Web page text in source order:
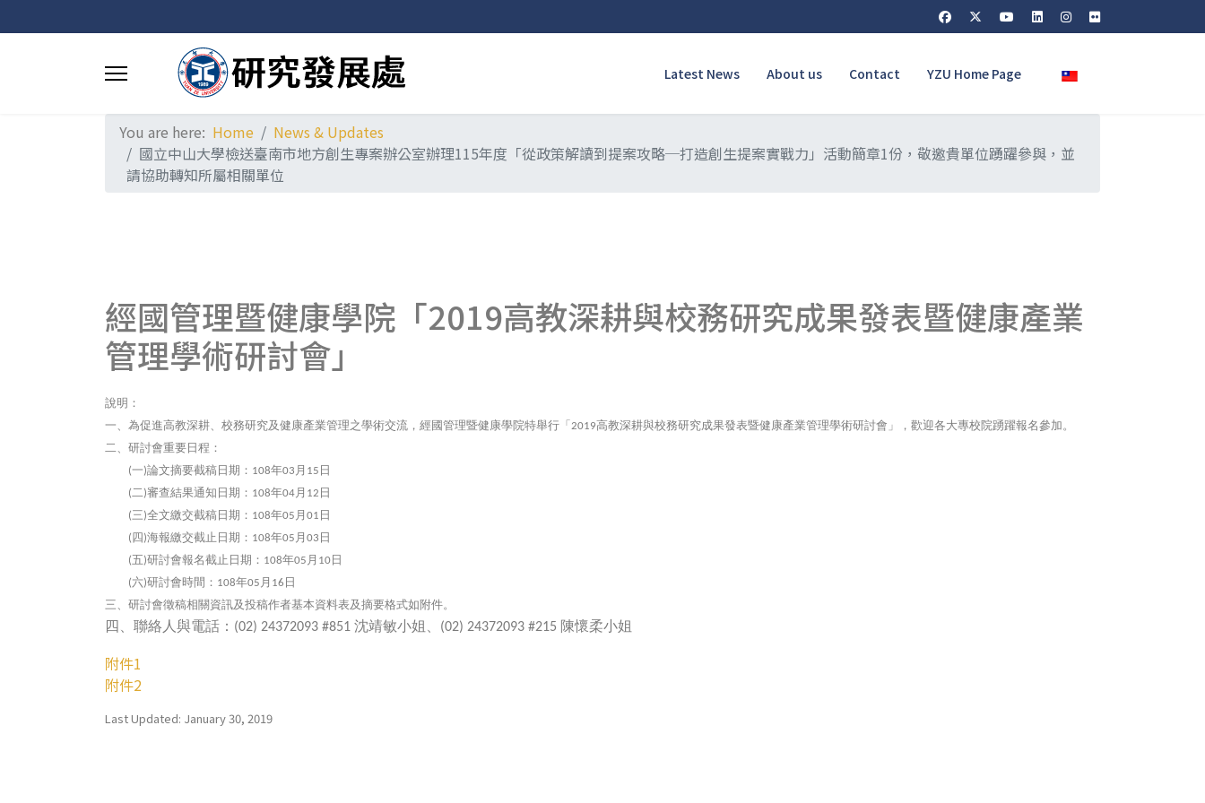
Latest News About us Contact YZU Home Page Select your language
You are here: Home
News & Updates
國立中山大學檢送臺南市地方創生專案辦公室辦理115年度「從政策解讀到提案攻略─打造創生提案實戰力」活動簡章1份，敬邀貴單位踴躍參與，並
請協助轉知所屬相關單位
經國管理暨健康學院「2019高教深耕與校務研究成果發表暨健康產業
管理學術研討會」
說明：
一、為促進高教深耕、校務研究及健康產業管理之學術交流，經國管理暨健康學院特舉行「2019高教深耕與校務研究成果發表暨健康產業管理學術研討會」，歡迎各大專校院踴躍報名參加。
二、研討會重要日程：
(一)論文摘要截稿日期： 108年03 月 15 日
(二)審查結果通知日期： 108年04月 12 日
(三)全文繳交截稿日期： 108年05 月 01 日
(四)海報繳交截止日期： 108年05 月 03 日
(五)研討會報名截止日期： 108年05 月 10日
(六)研討會時間： 108年05 月 16 日
三、研討會徵稿相關資訊及投稿作者基本資料表及摘要格式如附件。
四、聯絡人與電話： (02) 24372093 #851 沈靖敏小姐、 (02) 24372093 #215 陳懷柔小姐
附件1
附件2
Last Updated: January 30, 2019